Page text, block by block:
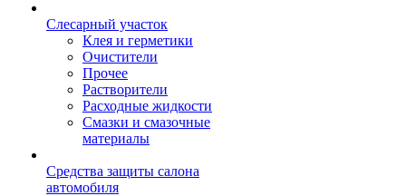
Слесарный участок
Клея и герметики
Очистители
Прочее
Растворители
Расходные жидкости
Смазки и смазочные
материалы
Средства защиты салона
автомобиля